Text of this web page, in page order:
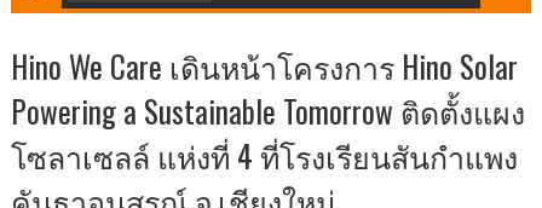
Hino We Care เดินหน้าโครงการ Hino Solar
Powering a Sustainable Tomorrow ติดตั้งแผง
โซลาเซลล์ แห่งที่ 4 ที่โรงเรียนสันกำแพง